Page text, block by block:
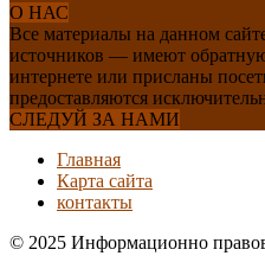
О НАС
Все материалы на данном
источников — имеют
интернете или присланы
предоставляются
СЛЕДУЙ ЗА НАМИ
Главная
Карта сайта
контакты
© 2025 Информационно